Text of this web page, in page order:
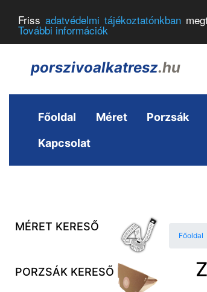
Frissadatvédelmi tájékoztatónkban
További információk
porszivoalkatresz.hu
Főoldal Méret Porzsák
Kapcsolat
MÉRET KERESŐ
PORZSÁK KERESŐ
Főoldal